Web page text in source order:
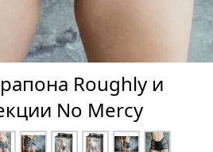
Roughly и
No Mercy